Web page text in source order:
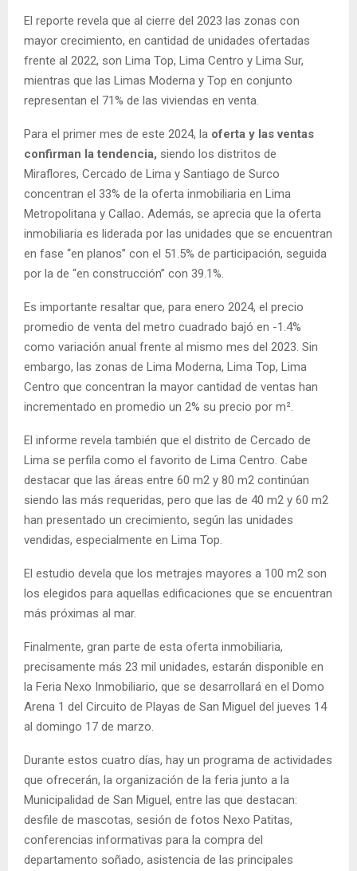
El reporte revela que al cierre del 2023 las zonas con
mayor crecimiento, en cantidad de unidades ofertadas
frente al 2022, son Lima Top, Lima Centro y Lima Sur,
mientras que las Limas Moderna y Top en conjunto
representan el 71% de las viviendas en venta.
Para el primer mes de este 2024, la oferta y las ventas
confirman la tendencia, siendo los distritos de
Miraflores, Cercado de Lima y Santiago de Surco
concentran el 33% de la oferta inmobiliaria en Lima
Metropolitana y Callao. Además, se aprecia que la oferta
inmobiliaria es liderada por las unidades que se encuentran
en fase “en planos” con el 51.5% de participación, seguida
por la de “en construcción” con 39.1%.
Es importante resaltar que, para enero 2024, el precio
promedio de venta del metro cuadrado bajó en -1.4%
como variación anual frente al mismo mes del 2023. Sin
embargo, las zonas de Lima Moderna, Lima Top, Lima
Centro que concentran la mayor cantidad de ventas han
incrementado en promedio un 2% su precio por m².
El informe revela también que el distrito de Cercado de
Lima se perfila como el favorito de Lima Centro. Cabe
destacar que las áreas entre 60 m2 y 80 m2 continúan
siendo las más requeridas, pero que las de 40 m2 y 60 m2
han presentado un crecimiento, según las unidades
vendidas, especialmente en Lima Top.
El estudio devela que los metrajes mayores a 100 m2 son
los elegidos para aquellas edificaciones que se encuentran
más próximas al mar.
Finalmente, gran parte de esta oferta inmobiliaria,
precisamente más 23 mil unidades, estarán disponible en
la Feria Nexo Inmobiliario, que se desarrollará en el Domo
Arena 1 del Circuito de Playas de San Miguel del jueves 14
al domingo 17 de marzo.
Durante estos cuatro días, hay un programa de actividades
que ofrecerán, la organización de la feria junto a la
Municipalidad de San Miguel, entre las que destacan:
desfile de mascotas, sesión de fotos Nexo Patitas,
conferencias informativas para la compra del
departamento soñado, asistencia de las principales